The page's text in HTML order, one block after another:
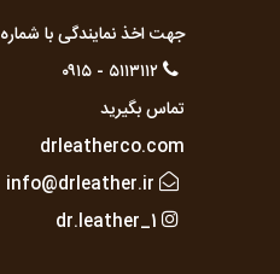
جهت اخذ نمایندگی با شماره
۵۱۱۳۱۱۲ - ۰۹۱۵
تماس بگیرید
drleatherco.com
info@drleather.ir
dr.leather_1